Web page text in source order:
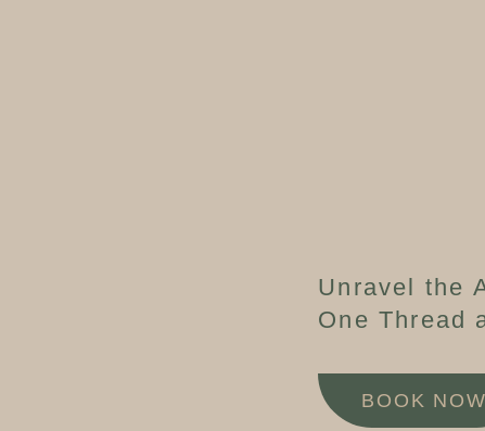
Unravel the
One Thread
BOOK NOW